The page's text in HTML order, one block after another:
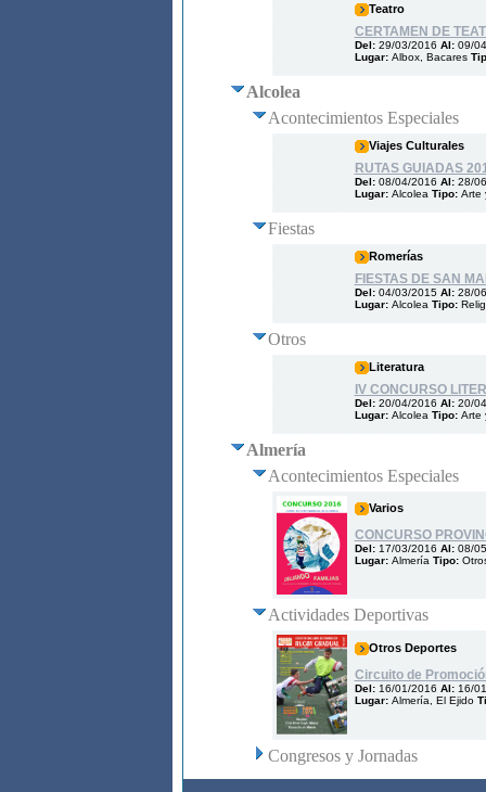
Teatro
CERTAMEN DE
Del: 29/03/2016 Al: 09/
Lugar: Albox, Bacares
Alcolea
Acontecimientos Especiales
Viajes Culturales
RUTAS GUIADAS
Del: 08/04/2016 Al: 28/
Lugar: Alcolea Tipo: Arte
Fiestas
Romerías
FIESTAS DE SAN
Del: 04/03/2015 Al: 28/
Lugar: Alcolea Tipo:
Otros
Literatura
IV CONCURSO
Del: 20/04/2016 Al: 20/
Lugar: Alcolea Tipo: Arte
Almería
Acontecimientos Especiales
Varios
CONCURSO
Del: 17/03/2016 Al: 08/
Lugar: Almería Tipo:
Actividades Deportivas
Otros Deportes
Circuito de
Del: 16/01/2016 Al: 16/
Lugar: Almería, El Ejido
Congresos y Jornadas